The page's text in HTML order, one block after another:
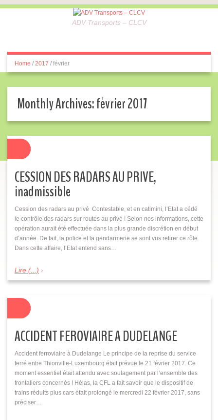
ADV Transports – CLCV
Home / 2017 / février
Monthly Archives:février 2017
CESSION DES RADARS AU PRIVE,
inadmissible
Cession des radars au privé Contestable, et en catimini, l’Etat a cédé
le contrôle des radars sur routes au privé ! Selon nos informations, cette
opération aurait été effectuée dans la plus grande discrétion en début
d’année. De fait, la police et la gendarmerie se sont vus retirer ce rôle.
Dans cette affaire, l’Etat entend sans…
Lire (...)
ACCIDENT FEROVIAIRE A DUDELANGE
Accident ferroviaire à Dudelange Le principe de la reprise du service
ferré entre Thionville-Luxembourg était prévue le 21 février 2017. Ce
moment essentiel était attendu avec soulagement par l’ensemble des
frontaliers concernés ! Hélas, la CFL a fait savoir que le dispositif de
trains réduits plus cars était prolongé le mercredi 22 février 2017, sans
préciser…